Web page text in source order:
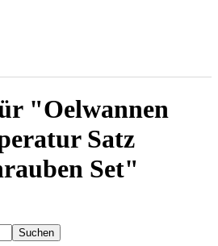
"Oelwannen
Satz
Set"
Suchen